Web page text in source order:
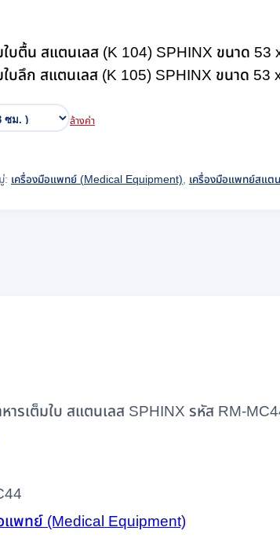
ใบตื้น สแตนเลส (K 104) SPHINX ขนาด 53
ใบลึก สแตนเลส (K 105) SPHINX ขนาด 53
ล้างค่า
: เครื่องมือแพทย์ (Medical Equipment) เครื่องมือแพทย์สแต
ารเต็มใบ สแตนเลส SPHINX รหัส RM-
แพทย์ (Medical Equipment)